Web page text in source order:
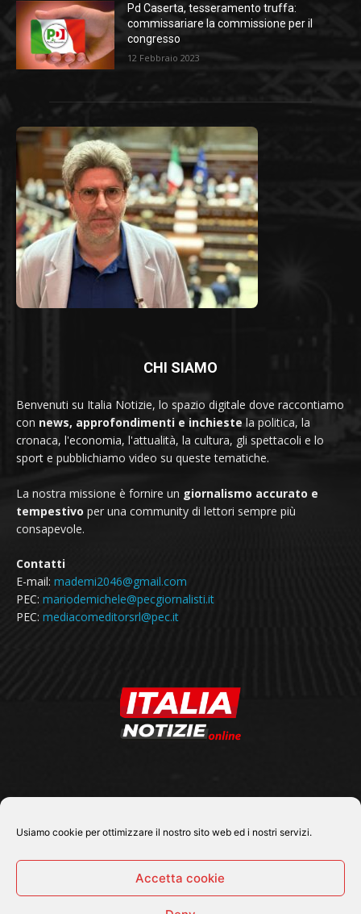
Usiamo cookie per ottimizzare il nostro sito web ed i nostri servizi.
Accetta cookie
Pd Caserta, tesseramento truffa:
commissariare la commissione per il
congresso
12 Febbraio 2023
CHI SIAMO
Benvenuti su Italia Notizie, lo spazio digitale dove raccontiamo
con news, approfondimenti e inchieste la politica, la
cronaca, l'economia, l'attualità, la cultura, gli spettacoli e lo
sport e pubblichiamo video su queste tematiche.
La nostra missione è fornire un giornalismo accurato e
tempestivo per una community di lettori sempre più
consapevole.
Contatti
E-mail: mademi2046@gmail.com
PEC: mariodemichele@pecgiornalisti.it
PEC: mediacomeditorsrl@pec.it
SEGUICI SU